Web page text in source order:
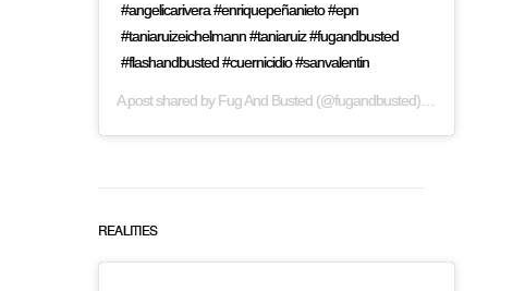
#angelicarivera #enriquepeñanieto #epn
#taniaruizeichelmann #taniaruiz #fugandbusted
#flashandbusted #cuernicidio #sanvalentin
A post shared byFug And Busted(@fugandbusted) on
REALITIES